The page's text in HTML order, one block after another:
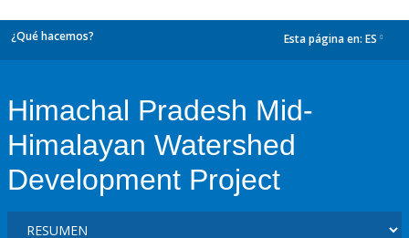
¿Qué hacemos? Esta página en: ES
Himachal Pradesh Mid-
Himalayan Watershed
Development Project